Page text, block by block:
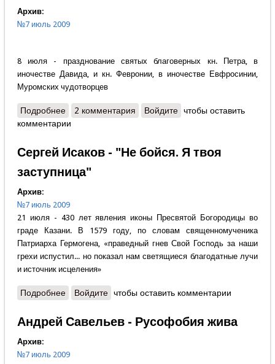
Архив:
№7 июль 2009
8 июля - празднование святых благоверных кн. Петра, в
иночестве Давида, и кн. Февронии, в иночестве Евфросинии,
Муромских чудотворцев
Подробнеео Наталья Лясковская - Пётр и Феврония - семья
небесная
2 комментария Войдите чтобы оставить
комментарии
Сергей Исаков - "Не бойся. Я твоя
заступница"
Архив:
№7 июль 2009
21 июля - 430 лет явления иконы Пресвятой Богородицы во
граде Казани. В 1579 году, по словам священномученика
Патриарха Гермогена, «праведный гнев Свой Господь за наши
грехи испустил... но показал нам светящиеся благодатные лучи
и источник исцеления»
Подробнеео Сергей Исаков - "Не бойся. Я твоя заступница"
Войдите чтобы оставить комментарии
Андрей Савельев - Русофобия жива
Архив:
№7 июль 2009